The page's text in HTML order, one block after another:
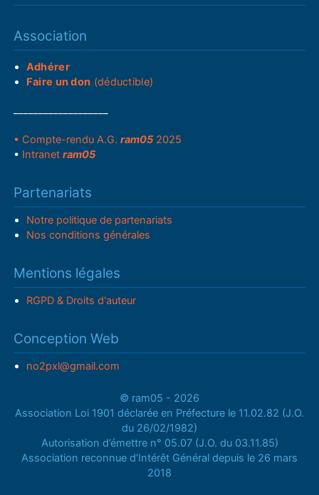
Association
Adhérer
Faire un don (déductible)
• Compte-rendu A.G.ram05 2025
• Intranetram05
Partenariats
Notre politique de partenariats
Nos conditions générales
Mentions légales
RGPD & Droits d'auteur
Conception Web
no2pxl@gmail.com
© ram05 - 2026
Association Loi 1901 déclarée en Préfecture le 11.02.82 (J.O.
du 26/02/1982)
Autorisation d’émettre n° 05.07 (J.O. du 03.11.85)
Association reconnue d’Intérêt Général depuis le 26 mars
2018